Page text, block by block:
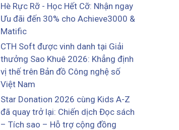
Hè Rực Rỡ - Học Hết Cỡ: Nhận ngay
Ưu đãi đến 30% cho Achieve3000 &
Matific
CTH Soft được vinh danh tại Giải
thưởng Sao Khuê 2026: Khẳng định
vị thế trên Bản đồ Công nghệ số
Việt Nam
Star Donation 2026 cùng Kids A-Z
đã quay trở lại: Chiến dịch Đọc sách
– Tích sao – Hỗ trợ cộng đồng